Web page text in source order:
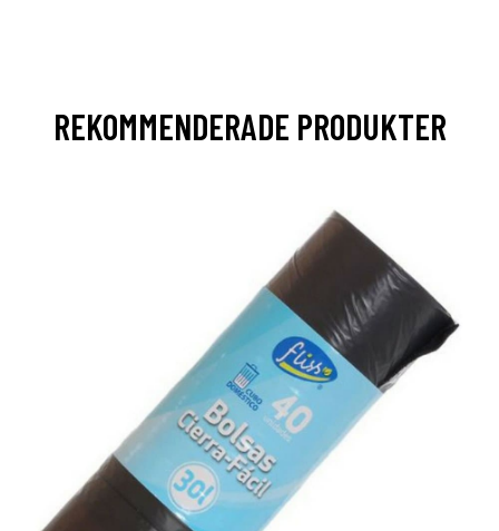
REKOMMENDERADE PRODUKTER